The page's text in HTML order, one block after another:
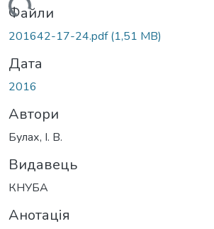
Файли
201642-17-24.pdf(1,51 MB)
Дата
2016
Автори
Булах, І. В.
Видавець
КНУБА
Анотація